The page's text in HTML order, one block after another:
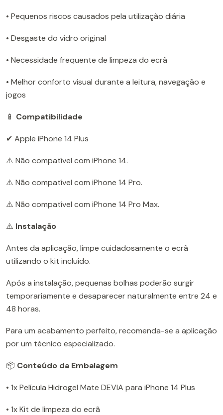
• Pequenos riscos causados pela utilização diária
• Desgaste do vidro original
• Necessidade frequente de limpeza do ecrã
• Melhor conforto visual durante a leitura, navegação e
jogos
📱 Compatibilidade
✔ Apple iPhone 14 Plus
⚠️ Não compatível com iPhone 14.
⚠️ Não compatível com iPhone 14 Pro.
⚠️ Não compatível com iPhone 14 Pro Max.
⚠️ Instalação
Antes da aplicação, limpe cuidadosamente o ecrã
utilizando o kit incluído.
Após a instalação, pequenas bolhas poderão surgir
temporariamente e desaparecer naturalmente entre 24 e
48 horas.
Para um acabamento perfeito, recomenda-se a aplicação
por um técnico especializado.
📦 Conteúdo da Embalagem
• 1x Película Hidrogel Mate DEVIA para iPhone 14 Plus
• 1x Kit de limpeza do ecrã